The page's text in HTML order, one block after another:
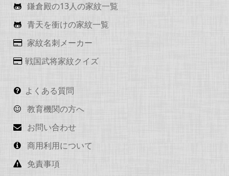
鎌倉殿の13人の家紋一覧
青天を衝けの家紋一覧
家紋名刺メーカー
戦国武将家紋クイズ
よくある質問
教育機関の方へ
お問い合わせ
商用利用について
免責事項